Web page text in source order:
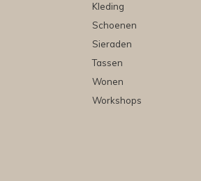
Kleding
Schoenen
Sieraden
Tassen
Wonen
Workshops